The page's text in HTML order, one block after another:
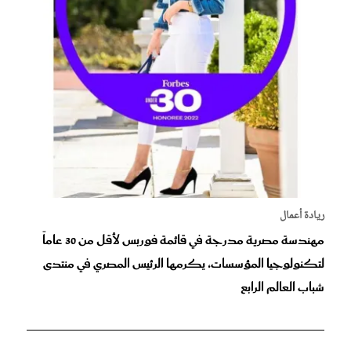
ريادة أعمال
مهندسة مصرية مدرجة في قائمة فوربس لأقل من 30 عاماً
لتكنولوجيا المؤسسات، يكرمها الرئيس المصري في منتدى
شباب العالم الرابع